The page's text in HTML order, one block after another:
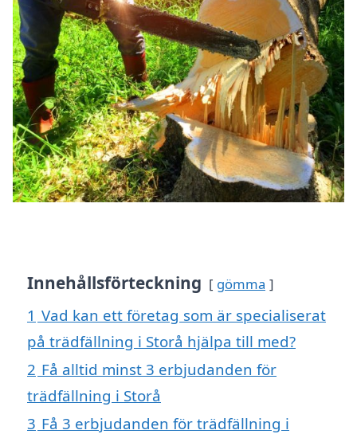
Innehållsförteckning gömma
1 Vad kan ett företag som är specialiserat
på trädfällning i Storå hjälpa till med?
2 Få alltid minst 3 erbjudanden för
trädfällning i Storå
3 Få 3 erbjudanden för trädfällning i